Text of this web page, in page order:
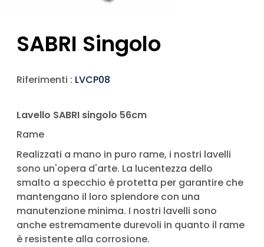
SABRI Singolo
Riferimenti : LVCP08
Lavello SABRI singolo 56cm
Rame
Realizzati a mano in puro rame, i nostri lavelli
sono un'opera d'arte. La lucentezza dello
smalto a specchio è protetta per garantire che
mantengano il loro splendore con una
manutenzione minima. I nostri lavelli sono
anche estremamente durevoli in quanto il rame
è resistente alla corrosione.